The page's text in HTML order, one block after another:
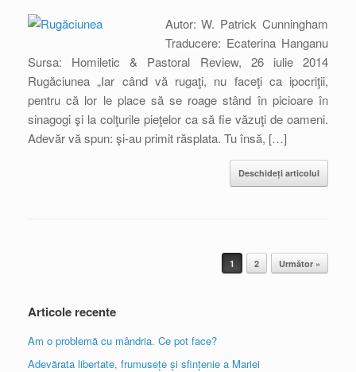
Autor: W. Patrick Cunningham
Traducere: Ecaterina Hanganu
Sursa: Homiletic & Pastoral Review, 26 iulie 2014
Rugăciunea „Iar când vă rugaţi, nu faceţi ca ipocriţii,
pentru că lor le place să se roage stând în picioare în
sinagogi şi la colţurile pieţelor ca să fie văzuţi de oameni.
Adevăr vă spun: şi-au primit răsplata. Tu însă, […]
Deschideți articolul
1 2 Următor »
Articole recente
Am o problemă cu mândria. Ce pot face?
Adevărata libertate, frumusețe și sfințenie a Mariei